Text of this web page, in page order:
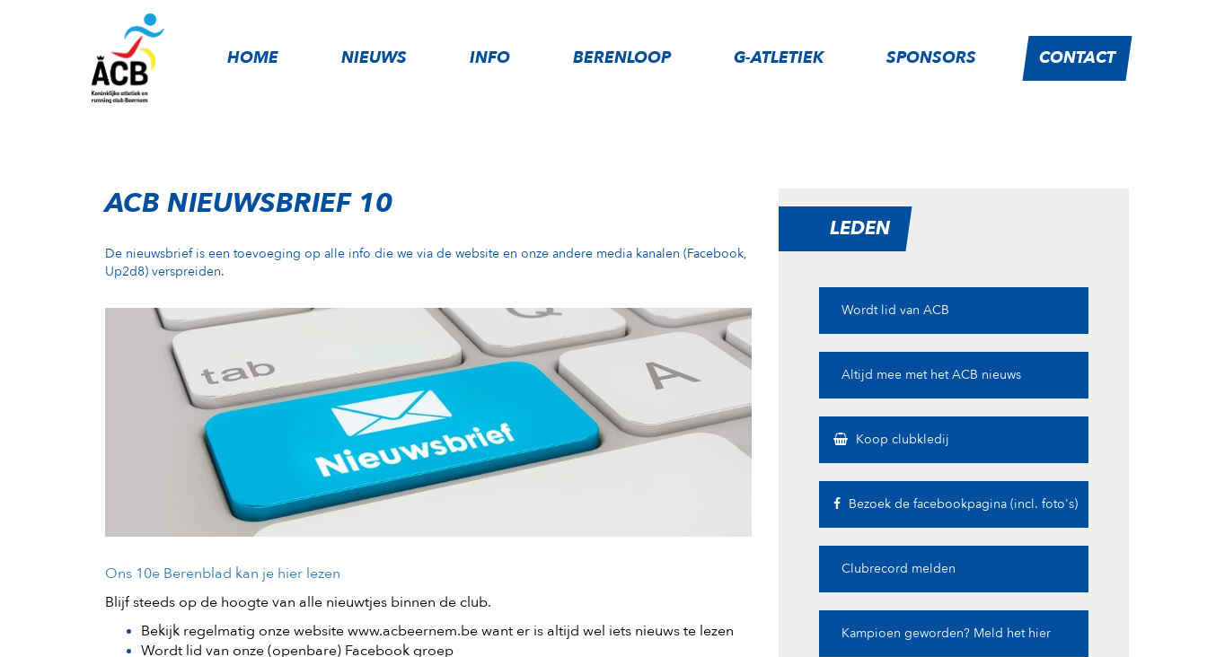
HOME NIEUWS INFO BERENLOOP G-ATLETIEK SPONSORS CONTACT
ACB NIEUWSBRIEF 10
De nieuwsbrief is een toevoeging op alle info die we via de website en onze andere media kanalen (Facebook,
Up2d8) verspreiden.
Ons 10e Berenblad kan je hier lezen
Blijf steeds op de hoogte van alle nieuwtjes binnen de club.
Bekijk regelmatig onze websitewww.acbeernem.bewant er is altijd wel iets nieuws te lezen
Wordt lid van onze (openbare) Facebook groep
LEDEN
Wordt lid van ACB
Altijd mee met het ACB nieuws
Koop clubkledij
Bezoek de facebookpagina (incl. foto's)
Clubrecord melden
Kampioen geworden? Meld het hier